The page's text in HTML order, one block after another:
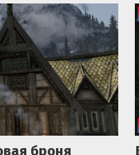
броня